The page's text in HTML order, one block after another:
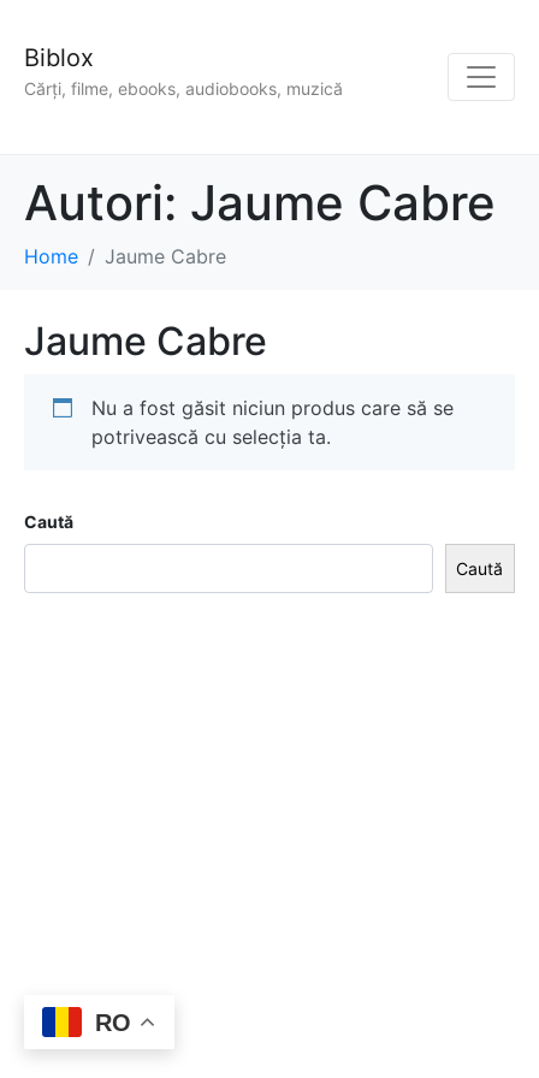
Biblox
Cărți, filme, ebooks, audiobooks, muzică
Autori: Jaume Cabre
Home Jaume Cabre
Jaume Cabre
Nu a fost găsit niciun produs care să se
potrivească cu selecția ta.
Caută
Caută
RO